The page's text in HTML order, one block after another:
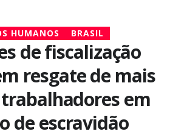
HUMANOS BRASIL
de fiscalização
resgate de mais
em
de escravidão